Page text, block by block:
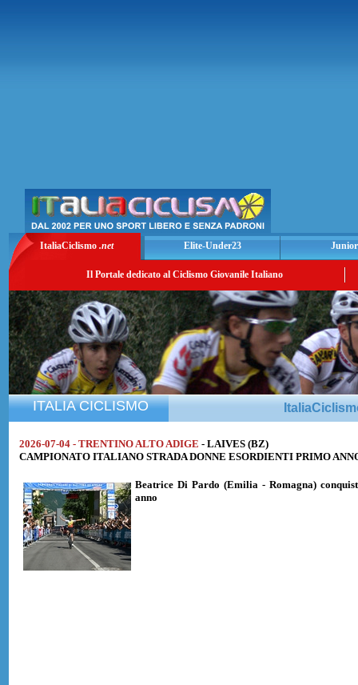
ItaliaCiclismo .net Elite-Under23
Il Portale dedicato al Ciclismo Giovanile Italiano
ITALIA CICLISMO
2026-07-04 - TRENTINO ALTO ADIGE - LAIVES (BZ)
CAMPIONATO ITALIANO STRADA DONNE ESORDIENTI PRIMO
Beatrice Di Pardo (Emilia - Romagna)
anno